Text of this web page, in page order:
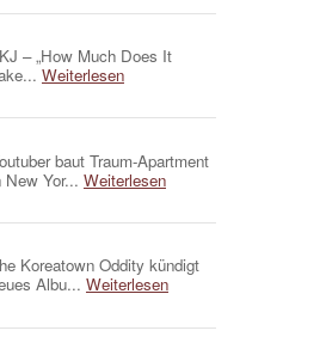
– „How Much Does It
Weiterlesen
baut Traum-Apartment
New Yor... Weiterlesen
Koreatown Oddity kündigt
Albu... Weiterlesen